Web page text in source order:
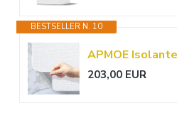
BESTSELLER N. 10
203,00 EUR